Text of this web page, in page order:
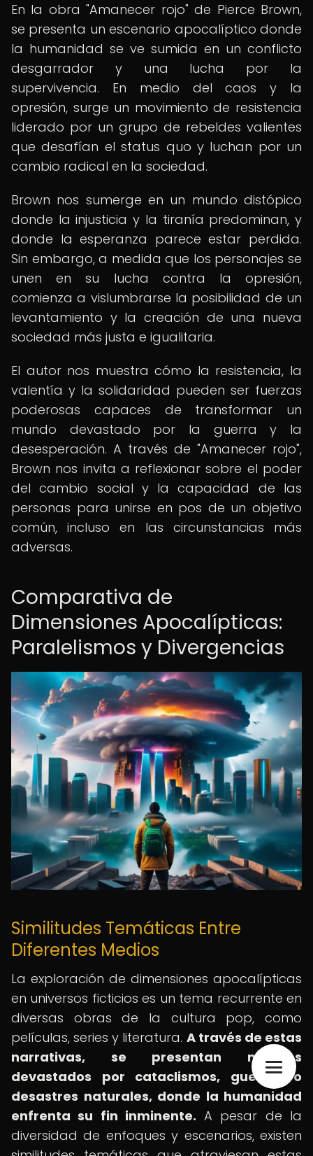
En la obra "Amanecer rojo" de Pierce Brown,
se presenta un escenario apocalíptico donde
la humanidad se ve sumida en un conflicto
desgarrador y una lucha por la
supervivencia. En medio del caos y la
opresión, surge un movimiento de resistencia
liderado por un grupo de rebeldes valientes
que desafían el status quo y luchan por un
cambio radical en la sociedad.
Brown nos sumerge en un mundo distópico
donde la injusticia y la tiranía predominan, y
donde la esperanza parece estar perdida.
Sin embargo, a medida que los personajes se
unen en su lucha contra la opresión,
comienza a vislumbrarse la posibilidad de un
levantamiento y la creación de una nueva
sociedad más justa e igualitaria.
El autor nos muestra cómo la resistencia, la
valentía y la solidaridad pueden ser fuerzas
poderosas capaces de transformar un
mundo devastado por la guerra y la
desesperación. A través de "Amanecer rojo",
Brown nos invita a reflexionar sobre el poder
del cambio social y la capacidad de las
personas para unirse en pos de un objetivo
común, incluso en las circunstancias más
adversas.
Comparativa de
Dimensiones Apocalípticas:
Paralelismos y Divergencias
Similitudes Temáticas Entre
Diferentes Medios
La exploración de dimensiones apocalípticas
en universos ficticios es un tema recurrente en
diversas obras de la cultura pop, como
películas, series y literatura. A través de estas
narrativas, se presentan mundos
devastados por cataclismos, guerras o
desastres naturales, donde la humanidad
enfrenta su fin inminente. A pesar de la
diversidad de enfoques y escenarios, existen